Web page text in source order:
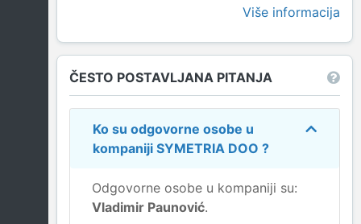
Više informacija
ČESTO POSTAVLJANA PITANJA
Ko su odgovorne osobe u
kompaniji SYMETRIA DOO ?
Odgovorne osobe u kompaniji su:
Vladimir Paunović.